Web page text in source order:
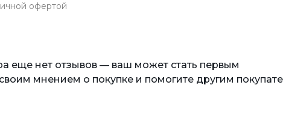
офертой
еще нет отзывов — ваш может стать первым
мнением о покупке и помогите другим